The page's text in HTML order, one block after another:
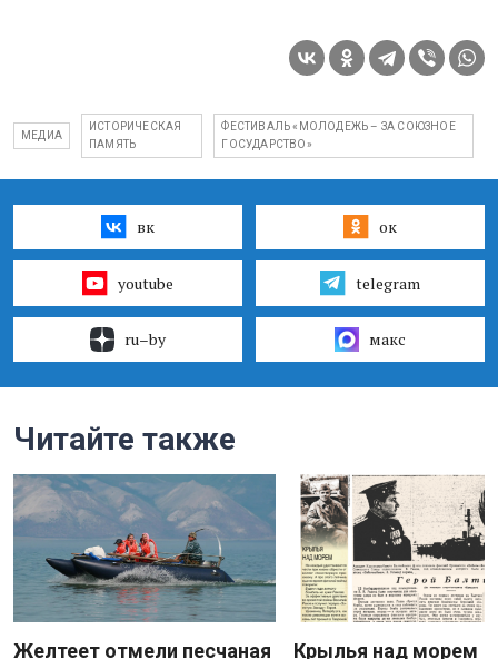
МЕДИА
ИСТОРИЧЕСКАЯ
ПАМЯТЬ
ФЕСТИВАЛЬ «МОЛОДЕЖЬ – ЗА СОЮЗНОЕ
ГОСУДАРСТВО»
вк ок
youtube telegram
ru–by макс
Читайте также
Желтеет отмели песчаная Крылья над морем